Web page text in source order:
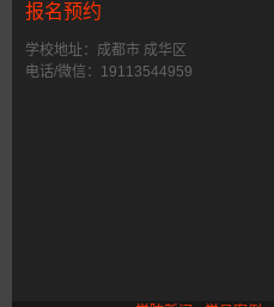
报名预约
学校地址：成都市 成华区
电话/微信：19113544959